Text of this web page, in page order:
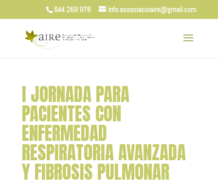
644 269 976 info.associacioaire@gmail.com
I JORNADA PARA
PACIENTES CON
ENFERMEDAD
RESPIRATORIA AVANZADA
Y FIBROSIS PULMONAR